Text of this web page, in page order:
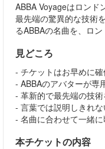
ABBA Voyageはロンド
最先端の驚異的な技術
るABBAの名曲を、ロ
見どころ
- チケットはお早めに
- ABBAのアバターが専
- 革新的で最先端の技
- 言葉では説明しきれ
- 名曲に合わせて一緒
本チケットの内容